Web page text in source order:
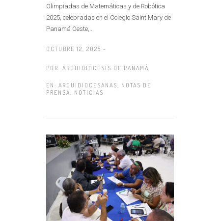
Olimpiadas de Matemáticas y de Robótica
2025, celebradas en el Colegio Saint Mary de
Panamá Oeste,...
OCTUBRE 12, 2025 -
POR: ARQUIDIÓCESIS DE PANAMÁ
EN: ARQUIDIOCESANAS, NOTAS DE
PRENSA, NOTICIAS